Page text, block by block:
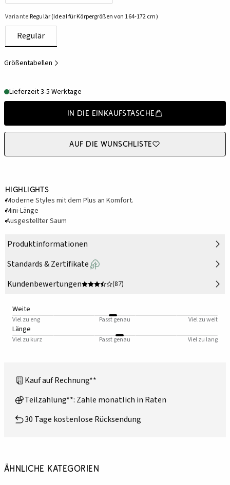
Variante:Regulär (Ideal für Körpergrößen von 164-172 cm)
Regulär
Größentabellen
Lieferzeit 3-5 Werktage
In die Einkaufstasche
Auf die Wunschliste
Highlights
Moderne Styles mit dem Plus an Komfort.
Mini-Länge
Ausgestellter Saum
Produktinformationen
Standards & Zertifikate
Kundenbewertungen
(87)
Weite
Viel zu eng Passt genau Viel zu weit
Länge
Viel zu kurz Passt genau Viel zu lang
Kauf auf Rechnung**
Teilzahlung**: Zahle monatlich in Raten
30 Tage kostenlose Rücksendung
Ähnliche Kategorien